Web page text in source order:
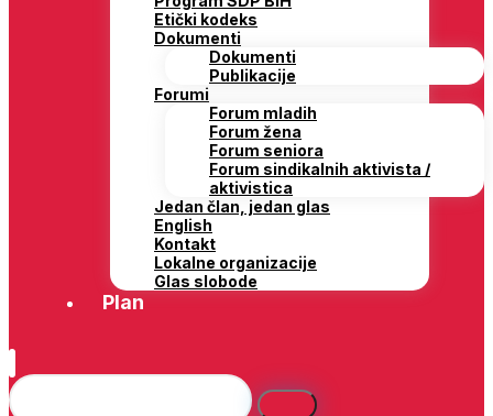
Etički kodeks
Dokumenti
Dokumenti
Publikacije
Forumi
Forum mladih
Forum žena
Forum seniora
Forum sindikalnih aktivista /
aktivistica
Jedan član, jedan glas
English
Kontakt
Lokalne organizacije
Glas slobode
Plan